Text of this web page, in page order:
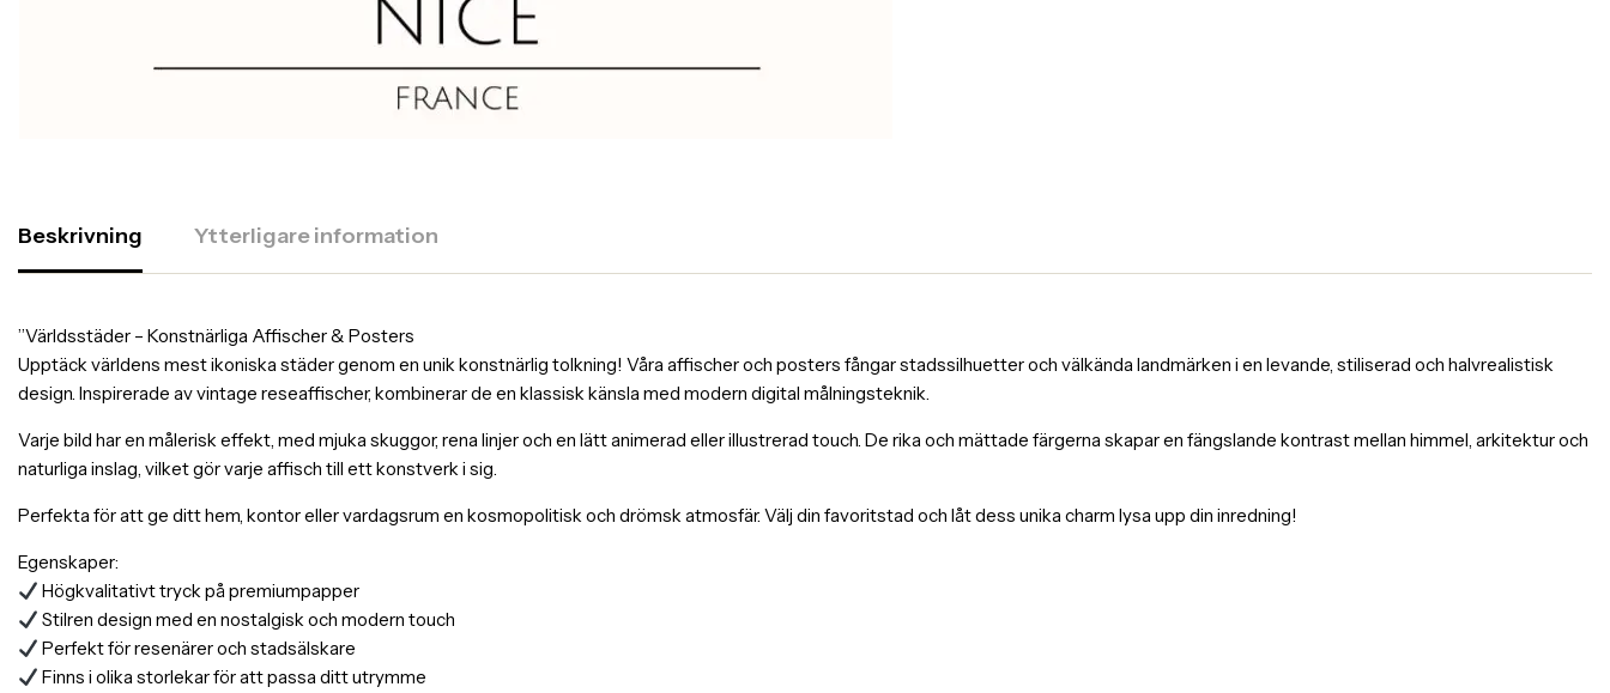
Beskrivning Ytterligare information
”Världsstäder – Konstnärliga Affischer & Posters
Upptäck världens mest ikoniska städer genom en unik konstnärlig tolkning! Våra affischer och posters fångar stadssilhuetter och välkända landmärken i en levande, stiliserad och halvrealistisk
design. Inspirerade av vintage reseaffischer, kombinerar de en klassisk känsla med modern digital målningsteknik.
Varje bild har en målerisk effekt, med mjuka skuggor, rena linjer och en lätt animerad eller illustrerad touch. De rika och mättade färgerna skapar en fängslande kontrast mellan himmel, arkitektur och
naturliga inslag, vilket gör varje affisch till ett konstverk i sig.
Perfekta för att ge ditt hem, kontor eller vardagsrum en kosmopolitisk och drömsk atmosfär. Välj din favoritstad och låt dess unika charm lysa upp din inredning!
Egenskaper:
Högkvalitativt tryck på premiumpapper
Stilren design med en nostalgisk och modern touch
Perfekt för resenärer och stadsälskare
Finns i olika storlekar för att passa ditt utrymme